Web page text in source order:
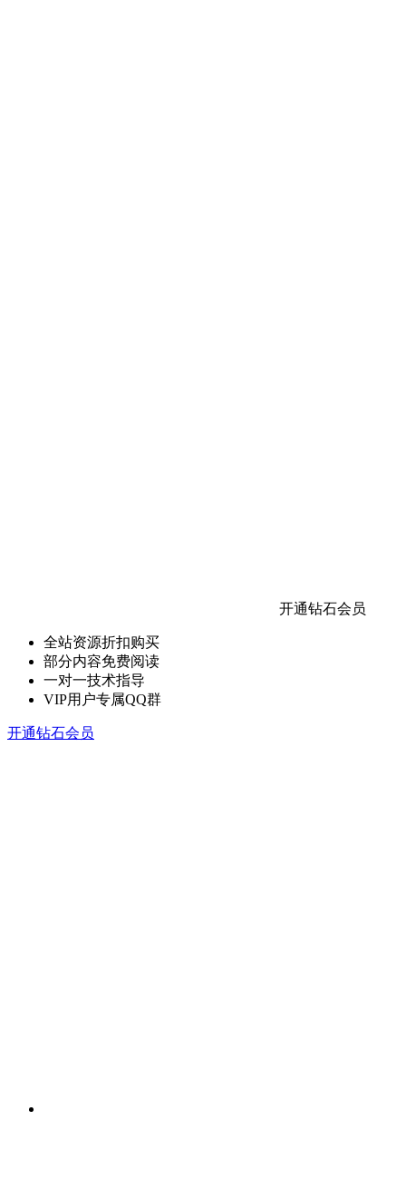
开通钻石会员
全站资源折扣购买
部分内容免费阅读
一对一技术指导
VIP用户专属QQ群
开通钻石会员